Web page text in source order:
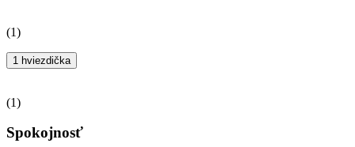
(1)
1 hviezdička
(1)
Spokojnosť